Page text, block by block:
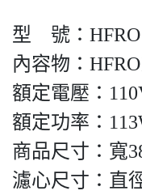
型 號：HFRO
內容物：
額定電壓：
額定功率：
商品尺寸：寬
濾心尺寸：直